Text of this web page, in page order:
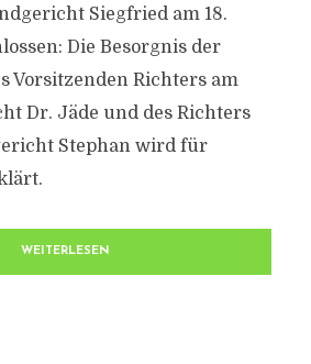
Siegfried am 18.
Die Besorgnis der
Vorsitzenden Richters am
Dr. Jäde und des Richters
Stephan wird für
WEITERLESEN